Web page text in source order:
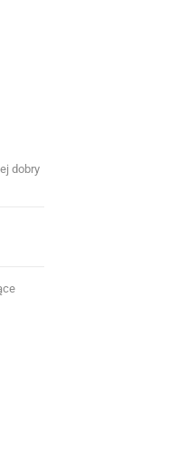
dobry